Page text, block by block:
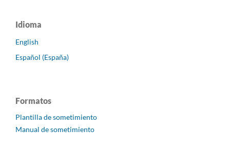
Idioma
English
Español (España)
Formatos
Plantilla de sometimiento
Manual de sometimiento